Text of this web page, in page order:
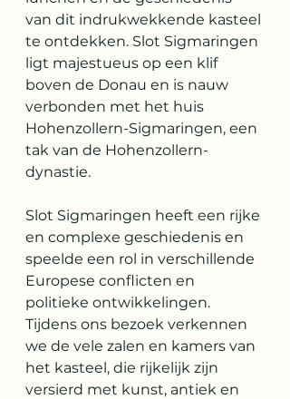
van dit indrukwekkende kasteel
te ontdekken. Slot Sigmaringen
ligt majestueus op een klif
boven de Donau en is nauw
verbonden met het huis
Hohenzollern-Sigmaringen, een
tak van de Hohenzollern-
dynastie.
Slot Sigmaringen heeft een rijke
en complexe geschiedenis en
speelde een rol in verschillende
Europese conflicten en
politieke ontwikkelingen.
Tijdens ons bezoek verkennen
we de vele zalen en kamers van
het kasteel, die rijkelijk zijn
versierd met kunst, antiek en